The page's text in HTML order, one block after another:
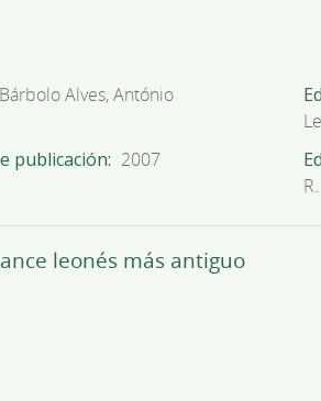
Bárbolo Alves, António
publicación 2007
R.
leonés más antiguo